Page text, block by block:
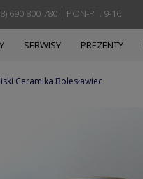
690 800 780 | PON-PT. 9-16
SERWISY PREZENTY
Ceramika Bolesławiec